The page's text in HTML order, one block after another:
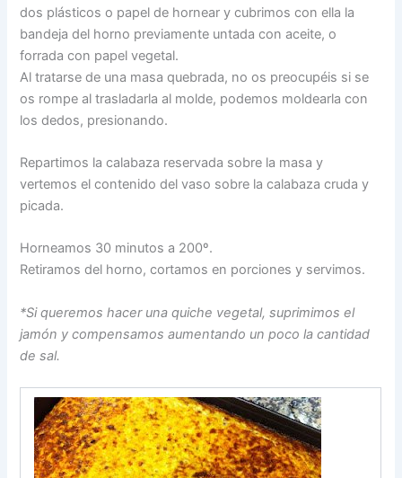
dos plásticos o papel de hornear y cubrimos con ella la
bandeja del horno previamente untada con aceite, o
forrada con papel vegetal.
Al tratarse de una masa quebrada, no os preocupéis si se
os rompe al trasladarla al molde, podemos moldearla con
los dedos, presionando.
Repartimos la calabaza reservada sobre la masa y
vertemos el contenido del vaso sobre la calabaza cruda y
picada.
Horneamos 30 minutos a 200º.
Retiramos del horno, cortamos en porciones y servimos.
*Si queremos hacer una quiche vegetal, suprimimos el
jamón y compensamos aumentando un poco la cantidad
de sal.